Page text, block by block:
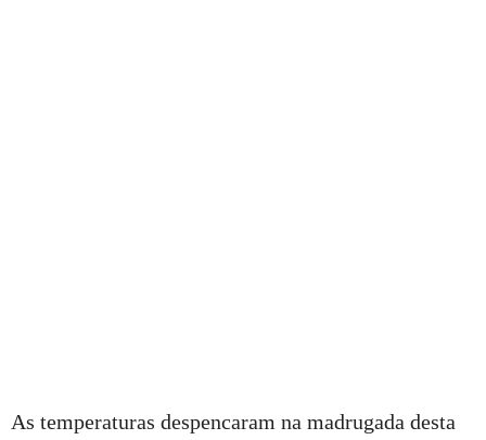
As temperaturas despencaram na madrugada desta